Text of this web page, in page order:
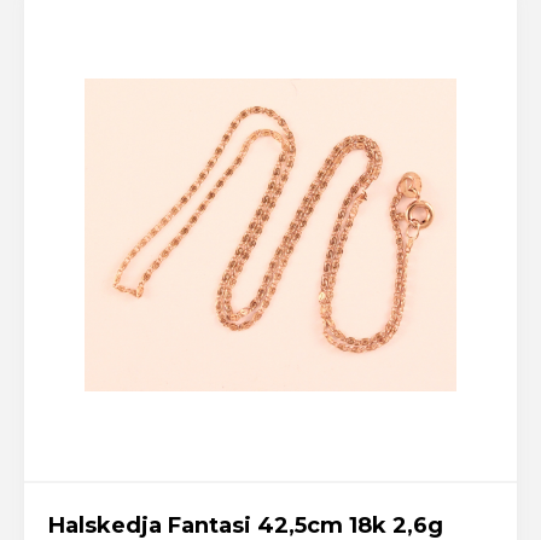
Halskedja Fantasi 42,5cm 18k 2,6g